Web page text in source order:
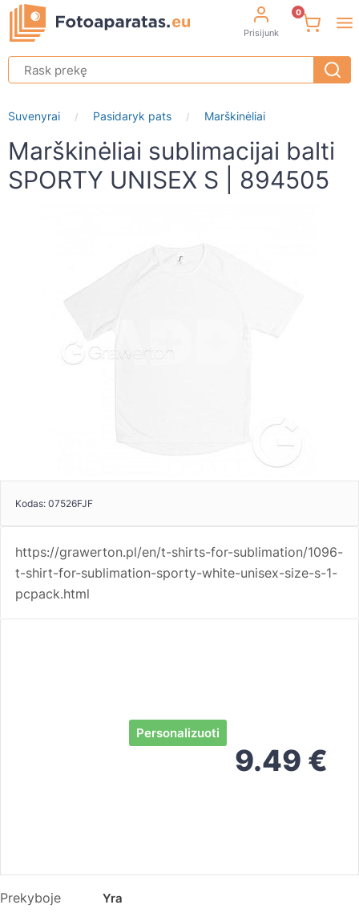
Prisijunk
0
Suvenyrai / Pasidaryk pats / Marškinėliai
Marškinėliai sublimacijai balti
SPORTY UNISEX S | 894505
Kodas: 07526FJF
https://grawerton.pl/en/t-shirts-for-sublimation/1096-
t-shirt-for-sublimation-sporty-white-unisex-size-s-1-
pcpack.html
9.49 €
Personalizuoti
Prekyboje Yra